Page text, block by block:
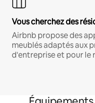
Vous cherchez des
Airbnb propose des
meublés adaptés aux
d'entreprise et pour le